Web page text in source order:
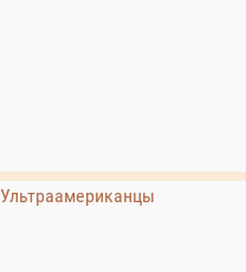
Ультраамериканцы